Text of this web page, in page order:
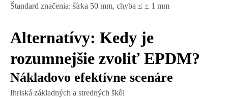
Štandard značenia: šírka 50 mm, chyba ≤ ± 1 mm
Alternatívy: Kedy je
rozumnejšie zvoliť EPDM?
Nákladovo efektívne scenáre
Ihriská základných a stredných škôl